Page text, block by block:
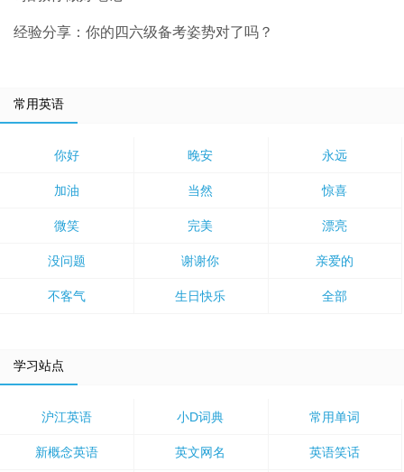
经验分享：你的四六级备考姿势对了吗？
常用英语
你好 晚安 永远
加油 当然 惊喜
微笑 完美 漂亮
没问题 谢谢你 亲爱的
不客气 生日快乐 全部
学习站点
沪江英语 小D词典 常用单词
新概念英语 英文网名 英语笑话